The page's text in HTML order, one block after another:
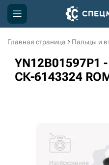
Главная страница Пальцы и
YN12B01597P1
СК-6143324
Компания
Акции
3D тур по производству